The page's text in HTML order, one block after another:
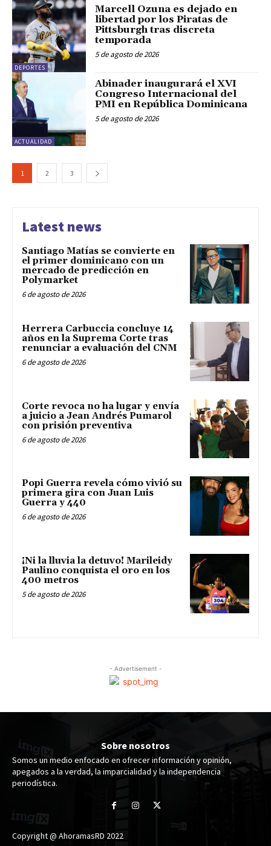
DEPORTES
Marcell Ozuna es dejado en
libertad por los Piratas de
Pittsburgh tras discreta
temporada
5 de agosto de 2026
ACTUALIDAD
Abinader inaugurará el XVI
Congreso Internacional del
PMI en República Dominicana
5 de agosto de 2026
1 2 3
Latest news
Santiago Matías se convierte en
el primer dominicano con un
mercado de predicción en
Polymarket
6 de agosto de 2026
Herrera Carbuccia concluye 14
años en la Suprema Corte tras
renunciar a evaluación del CNM
6 de agosto de 2026
Corte revoca no ha lugar y envía
a juicio a Jean Andrés Pumarol
con prisión preventiva
6 de agosto de 2026
Popi Guerra revela cómo vivió su
primera gira con Juan Luis
Guerra y 440
6 de agosto de 2026
¡Ni la lluvia la detuvo! Marileidy
Paulino conquista el oro en los
400 metros
5 de agosto de 2026
- Advertisement -
Sobre nosotros
Somos un medio enfocado en ofrecer información y opinión,
apegados a la verdad, la imparcialidad y la independencia
periodística.
Copyright @ AhoramasRD 2022